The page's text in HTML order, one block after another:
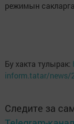
режимын
Бу хакта тулырак:
inform.tatar/
Следите за